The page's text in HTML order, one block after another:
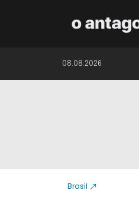
08.08.2026
Brasil